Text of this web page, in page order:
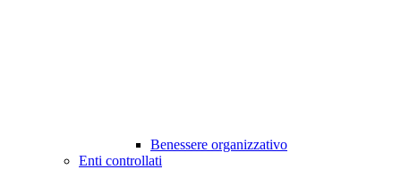
Benessere organizzativo
Enti controllati